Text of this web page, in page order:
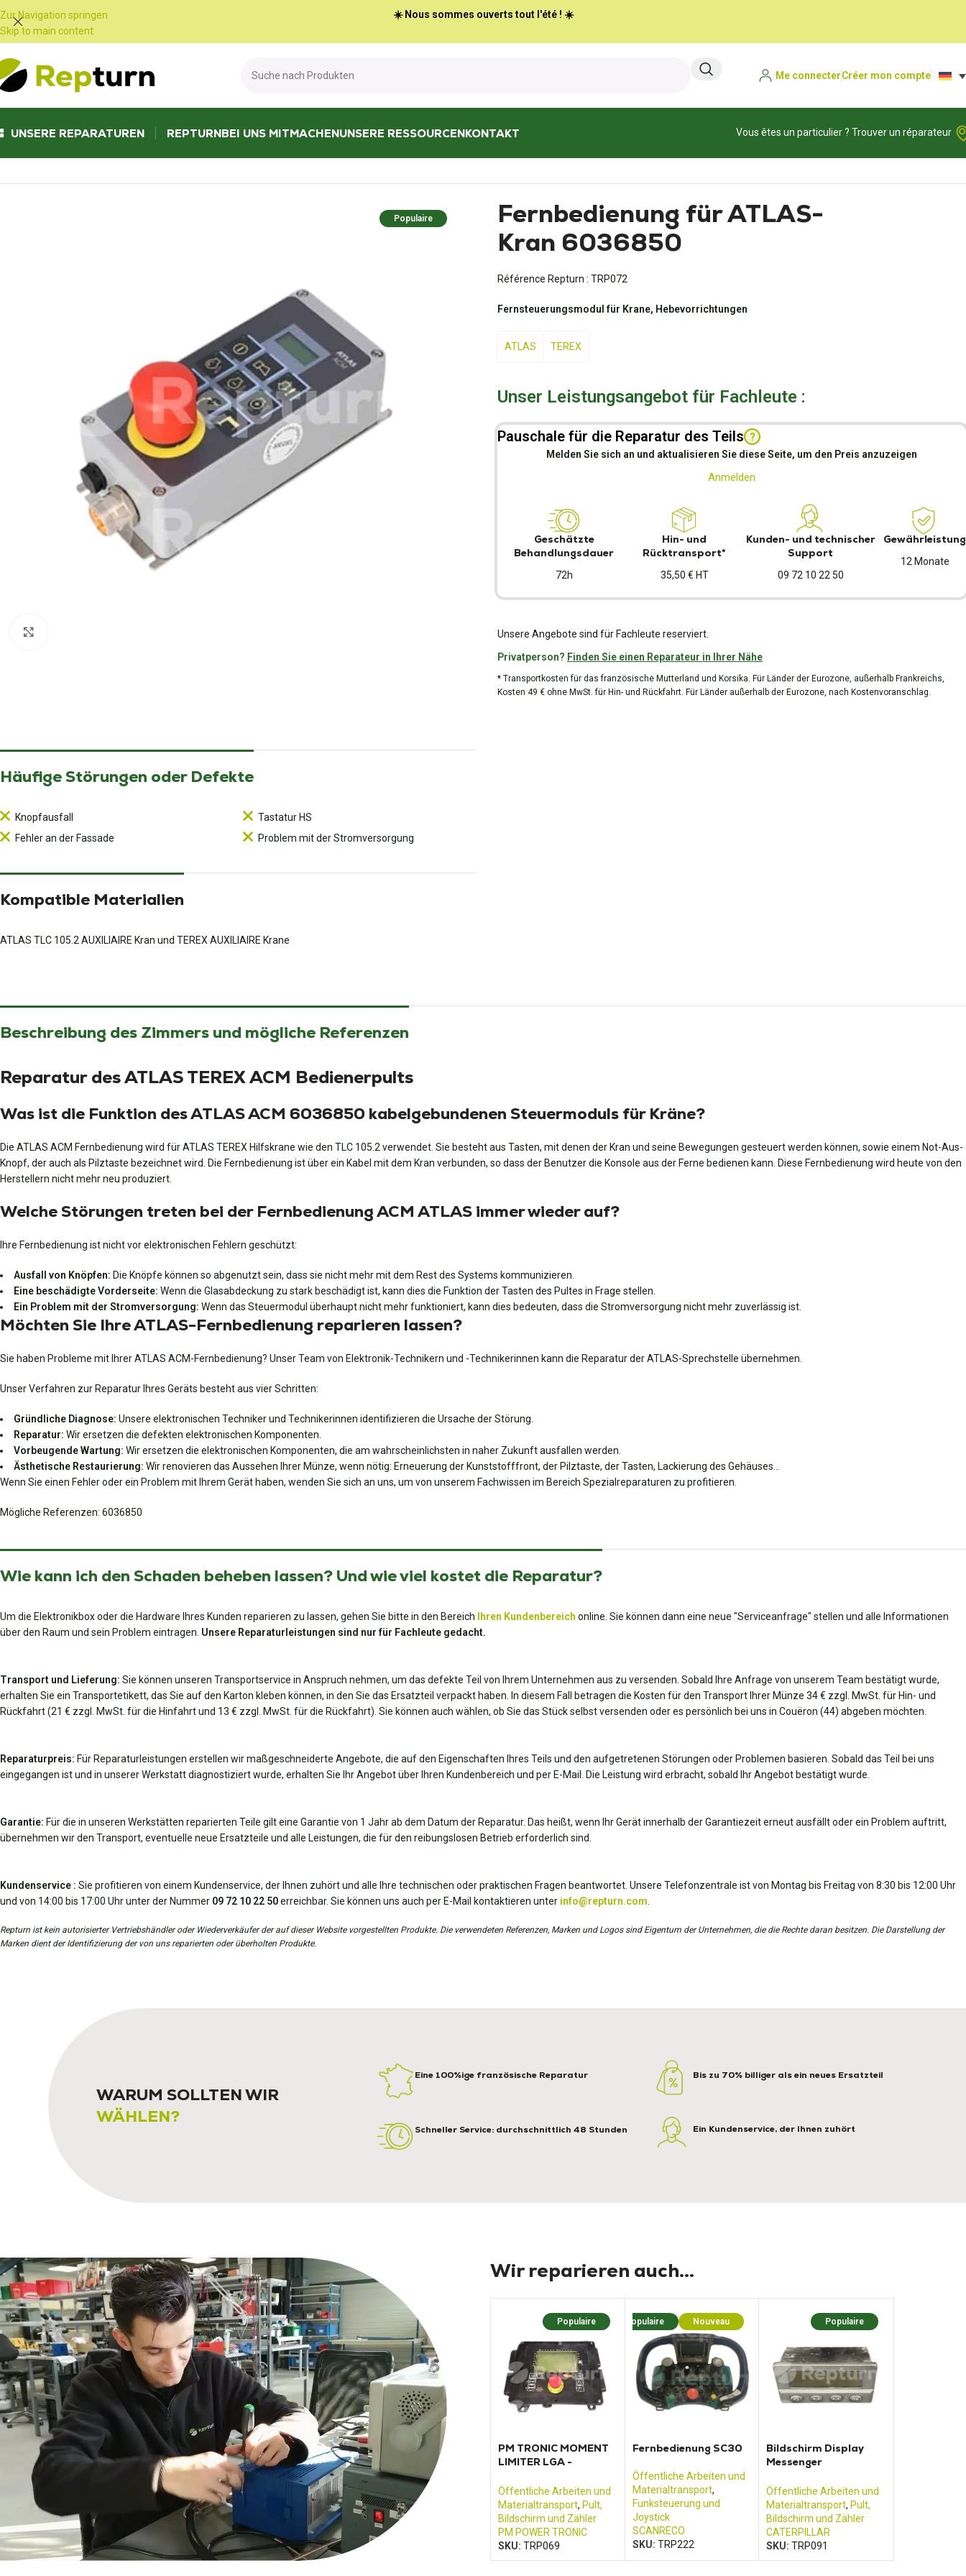
Zur Navigation springen
Skip to main content
☀️ Nous sommes ouverts tout l'été ! ☀️
Me connecterCréer mon compte
UNSERE REPARATUREN REPTURNBEI UNS MITMACHENUNSERE RESSOURCENKONTAKT
Vous êtes un particulier ? Trouver un réparateur
Populaire
Fernbedienung für ATLAS-
Kran 6036850
Référence Repturn : TRP072
Fernsteuerungsmodul für Krane, Hebevorrichtungen
ATLAS TEREX
Unser Leistungsangebot für Fachleute :
Pauschale für die Reparatur des Teils ?
Melden Sie sich an und aktualisieren Sie diese Seite, um den Preis anzuzeigen
Anmelden
Geschätzte
Behandlungsdauer
72h
Hin- und
Rücktransport*
35,50 € HT
Kunden- und technischer
Support
09 72 10 22 50
Gewährleistung
12 Monate
Unsere Angebote sind für Fachleute reserviert.
Privatperson? Finden Sie einen Reparateur in Ihrer Nähe
* Transportkosten für das französische Mutterland und Korsika. Für Länder der Eurozone, außerhalb Frankreichs,
Kosten 49 € ohne MwSt. für Hin- und Rückfahrt. Für Länder außerhalb der Eurozone, nach Kostenvoranschlag.
Häufige Störungen oder Defekte
Knopfausfall
Fehler an der Fassade
Tastatur HS
Problem mit der Stromversorgung
Kompatible Materialien
ATLAS TLC 105.2 AUXILIAIRE Kran und TEREX AUXILIAIRE Krane
Beschreibung des Zimmers und mögliche Referenzen
Reparatur des ATLAS TEREX ACM Bedienerpults
Was ist die Funktion des ATLAS ACM 6036850 kabelgebundenen Steuermoduls für Kräne?
Die ATLAS ACM Fernbedienung wird für ATLAS TEREX Hilfskrane wie den TLC 105.2 verwendet. Sie besteht aus Tasten, mit denen der Kran und seine Bewegungen gesteuert werden können, sowie einem Not-Aus-
Knopf, der auch als Pilztaste bezeichnet wird. Die Fernbedienung ist über ein Kabel mit dem Kran verbunden, so dass der Benutzer die Konsole aus der Ferne bedienen kann. Diese Fernbedienung wird heute von den
Herstellern nicht mehr neu produziert.
Welche Störungen treten bei der Fernbedienung ACM ATLAS immer wieder auf?
Ihre Fernbedienung ist nicht vor elektronischen Fehlern geschützt:
Ausfall von Knöpfen: Die Knöpfe können so abgenutzt sein, dass sie nicht mehr mit dem Rest des Systems kommunizieren.
Eine beschädigte Vorderseite: Wenn die Glasabdeckung zu stark beschädigt ist, kann dies die Funktion der Tasten des Pultes in Frage stellen.
Ein Problem mit der Stromversorgung: Wenn das Steuermodul überhaupt nicht mehr funktioniert, kann dies bedeuten, dass die Stromversorgung nicht mehr zuverlässig ist.
Möchten Sie Ihre ATLAS-Fernbedienung reparieren lassen?
Sie haben Probleme mit Ihrer ATLAS ACM-Fernbedienung? Unser Team von Elektronik-Technikern und -Technikerinnen kann die Reparatur der ATLAS-Sprechstelle übernehmen.
Unser Verfahren zur Reparatur Ihres Geräts besteht aus vier Schritten:
Gründliche Diagnose: Unsere elektronischen Techniker und Technikerinnen identifizieren die Ursache der Störung.
Reparatur: Wir ersetzen die defekten elektronischen Komponenten.
Vorbeugende Wartung: Wir ersetzen die elektronischen Komponenten, die am wahrscheinlichsten in naher Zukunft ausfallen werden.
Ästhetische Restaurierung: Wir renovieren das Aussehen Ihrer Münze, wenn nötig: Erneuerung der Kunststofffront, der Pilztaste, der Tasten, Lackierung des Gehäuses…
Wenn Sie einen Fehler oder ein Problem mit Ihrem Gerät haben, wenden Sie sich an uns, um von unserem Fachwissen im Bereich Spezialreparaturen zu profitieren.
Mögliche Referenzen: 6036850
Wie kann ich den Schaden beheben lassen? Und wie viel kostet die Reparatur?
Um die Elektronikbox oder die Hardware Ihres Kunden reparieren zu lassen, gehen Sie bitte in den Bereich Ihren Kundenbereich online. Sie können dann eine neue "Serviceanfrage" stellen und alle Informationen
über den Raum und sein Problem eintragen. Unsere Reparaturleistungen sind nur für Fachleute gedacht.
Transport und Lieferung: Sie können unseren Transportservice in Anspruch nehmen, um das defekte Teil von Ihrem Unternehmen aus zu versenden. Sobald Ihre Anfrage von unserem Team bestätigt wurde,
erhalten Sie ein Transportetikett, das Sie auf den Karton kleben können, in den Sie das Ersatzteil verpackt haben. In diesem Fall betragen die Kosten für den Transport Ihrer Münze 34 € zzgl. MwSt. für Hin- und
Rückfahrt (21 € zzgl. MwSt. für die Hinfahrt und 13 € zzgl. MwSt. für die Rückfahrt). Sie können auch wählen, ob Sie das Stück selbst versenden oder es persönlich bei uns in Couëron (44) abgeben möchten.
Reparaturpreis: Für Reparaturleistungen erstellen wir maßgeschneiderte Angebote, die auf den Eigenschaften Ihres Teils und den aufgetretenen Störungen oder Problemen basieren. Sobald das Teil bei uns
eingegangen ist und in unserer Werkstatt diagnostiziert wurde, erhalten Sie Ihr Angebot über Ihren Kundenbereich und per E-Mail. Die Leistung wird erbracht, sobald Ihr Angebot bestätigt wurde.
Garantie: Für die in unseren Werkstätten reparierten Teile gilt eine Garantie von 1 Jahr ab dem Datum der Reparatur. Das heißt, wenn Ihr Gerät innerhalb der Garantiezeit erneut ausfällt oder ein Problem auftritt,
übernehmen wir den Transport, eventuelle neue Ersatzteile und alle Leistungen, die für den reibungslosen Betrieb erforderlich sind.
Kundenservice : Sie profitieren von einem Kundenservice, der Ihnen zuhört und alle Ihre technischen oder praktischen Fragen beantwortet. Unsere Telefonzentrale ist von Montag bis Freitag von 8:30 bis 12:00 Uhr
und von 14:00 bis 17:00 Uhr unter der Nummer 09 72 10 22 50erreichbar. Sie können uns auch per E-Mail kontaktieren unter info@repturn.com
Repturn ist kein autorisierter Vertriebshändler oder Wiederverkäufer der auf dieser Website vorgestellten Produkte. Die verwendeten Referenzen, Marken und Logos sind Eigentum der Unternehmen, die die Rechte daran besitzen. Die Darstellung der
Marken dient der Identifizierung der von uns reparierten oder überholten Produkte.
WARUM SOLLTEN WIR
WÄHLEN?
Eine 100%ige französische Reparatur
Schneller Service: durchschnittlich 48 Stunden
Bis zu 70% billiger als ein neues Ersatzteil
Ein Kundenservice, der Ihnen zuhört
Wir reparieren auch...
Populaire
PM TRONIC MOMENT
LIMITER LGA -
Öffentliche Arbeiten und
Materialtransport, Pult,
Bildschirm und Zähler
PM POWER TRONIC
SKU: TRP069
Populaire Nouveau
Fernbedienung SC30
Öffentliche Arbeiten und
Materialtransport,
Funksteuerung und
Joystick
SCANRECO
SKU: TRP222
Populaire
Bildschirm Display
Messenger
2580B019HLL
Öffentliche Arbeiten und
Materialtransport, Pult,
Bildschirm und Zähler
CATERPILLAR
SKU:TRP091